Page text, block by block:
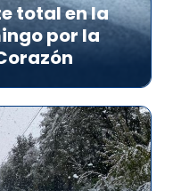
total en la
por la